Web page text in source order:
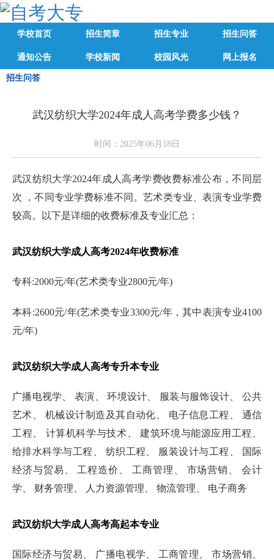
学校首页 招生简章 招生专业 招生问答
通知公告 学校新闻 校园风光 网上报名
招生问答
武汉纺织大学2024年成人高考学费多少钱？
时间：2025年06月18日
武汉纺织大学2024年成人高考学费收费标准公布，不同层
次 ，不同专业学费标准不同。艺术类专业、表演专业学费
较高。以下是详细的收费标准及专业汇总：
武汉纺织大学成人高考2024年收费标准
专科:2000元/年(艺术类专业2800元/年)
本科:2600元/年(艺术类专业3300元/年，其中表演专业4100
元/年)
武汉纺织大学成人高考专升本专业
广播电视学、 表演、 环境设计、 服装与服饰设计、 公共
艺术、 机械设计制造及其自动化、 电子信息工程、 通信
工程、 计算机科学与技术、 建筑环境与能源应用工程、
给排水科学与工程、 纺织工程、 服装设计与工程、 国际
经济与贸易、 工程造价、 工商管理、 市场营销、 会计
学、 财务管理、 人力资源管理、 物流管理、 电子商务
武汉纺织大学成人高考高起本专业
国际经济与贸易、 广播电视学、 工商管理、 市场营销、